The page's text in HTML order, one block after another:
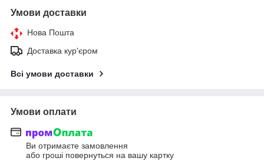
Умови доставки
Нова Пошта
Доставка кур'єром
Всі умови доставки
Умови оплати
Ви отримаєте замовлення
або гроші повернуться на вашу картку